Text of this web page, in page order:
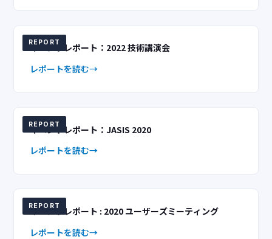
REPORT
イベントレポート：2022 技術講演会
レポートを読む
REPORT
イベントレポート：JASIS 2020
レポートを読む
REPORT
イベントレポート : 2020 ユーザーズミーティング
レポートを読む